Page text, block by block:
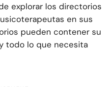
explorar los directorios
en sus
pueden contener su
todo lo que necesita